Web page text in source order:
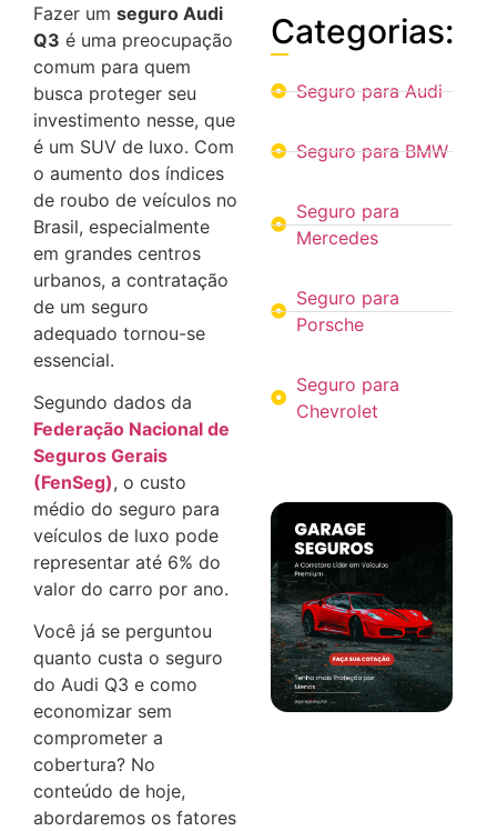
Fazer um seguro Audi
Q3 é uma preocupação
comum para quem
busca proteger seu
investimento nesse, que
é um SUV de luxo. Com
o aumento dos índices
de roubo de veículos no
Brasil, especialmente
em grandes centros
urbanos, a contratação
de um seguro
adequado tornou-se
essencial.
Segundo dados da
Federação Nacional de
Seguros Gerais
(FenSeg), o custo
médio do seguro para
veículos de luxo pode
representar até 6% do
valor do carro por ano.
Você já se perguntou
quanto custa o seguro
do Audi Q3 e como
economizar sem
comprometer a
cobertura? No
conteúdo de hoje,
abordaremos os fatores
Categorias:
Seguro para Audi
Seguro para BMW
Seguro para
Mercedes
Seguro para
Porsche
Seguro para
Chevrolet